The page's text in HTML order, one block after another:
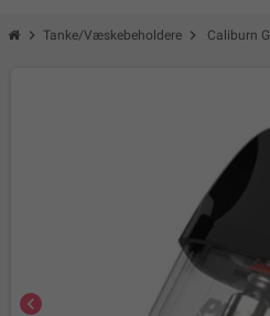
chevron_right Tanke/Væskebeholdere chevron_right Caliburn
chevron_left